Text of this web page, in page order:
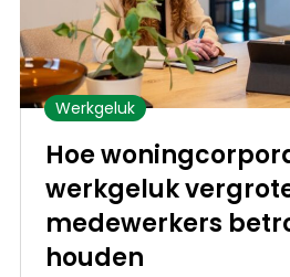
Werkgeluk
Hoe
werkgeluk
medewerkers
houden